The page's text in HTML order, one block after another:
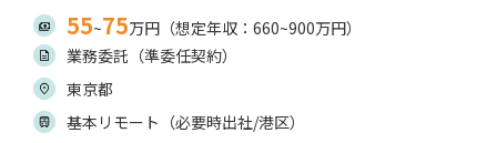
55~75万円（想定年収：660~900万円）
業務委託（準委任契約）
東京都
基本リモート（必要時出社/港区）